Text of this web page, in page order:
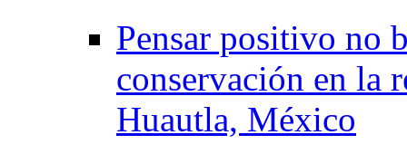
Pensar positivo no
conservación en la
Huautla, México